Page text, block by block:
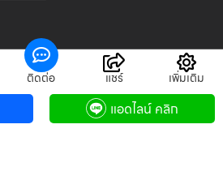
ติดต่อ แชร์ เพิ่มเติม
แอดไลน์ คลิก